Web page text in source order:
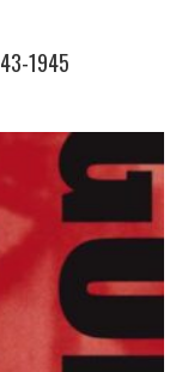
1945